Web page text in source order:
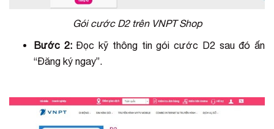
Gói cước D2 trên VNPT Shop
Bước 2:Đọc kỹ thông tin gói cước D2 sau đó ấn
“Đăng ký ngay”.